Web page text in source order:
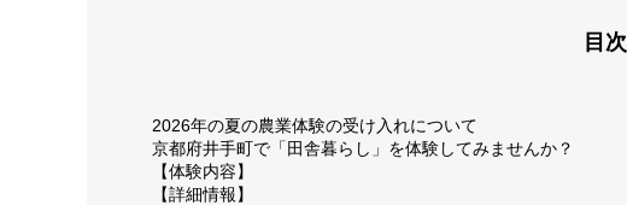
目次
2026年の夏の農業体験の受け入れについて
京都府井手町で「田舎暮らし」を体験してみませんか？
【体験内容】
【詳細情報】